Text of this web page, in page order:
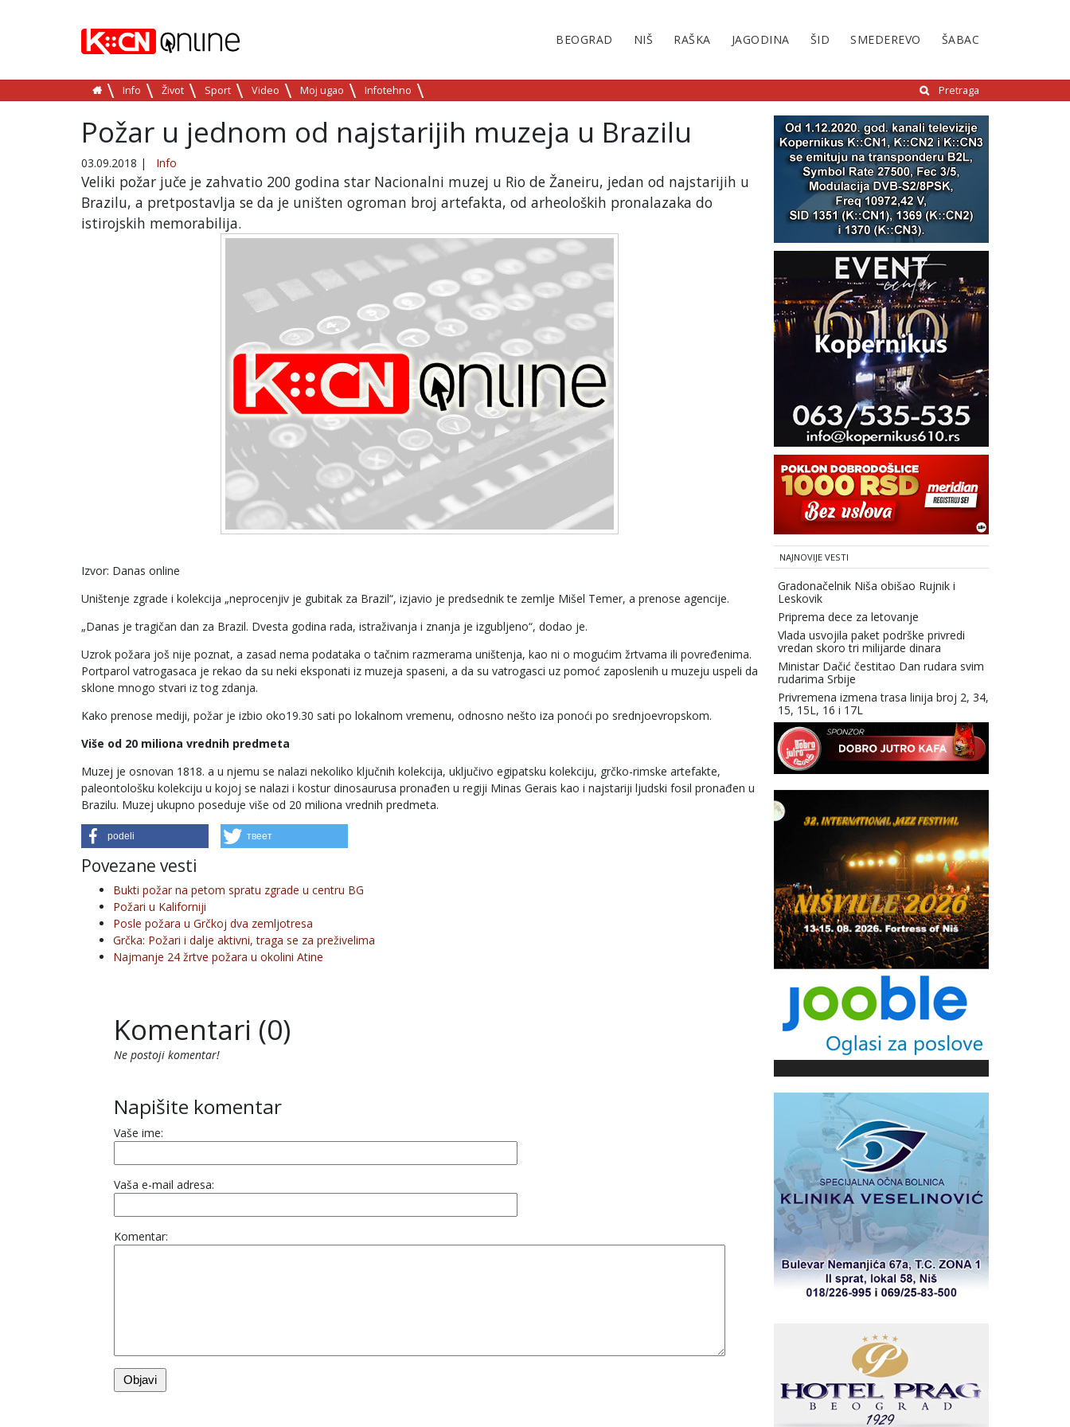
BEOGRAD NIŠ RAŠKA JAGODINA ŠID SMEDEREVO ŠABAC
Info Život Sport Video Moj ugao Infotehno Pretraga
Požar u jednom od najstarijih muzeja u Brazilu
03.09.2018 | Info
Veliki požar juče je zahvatio 200 godina star Nacionalni muzej u Rio de Žaneiru, jedan od najstarijih u
Brazilu, a pretpostavlja se da je uništen ogroman broj artefakta, od arheoloških pronalazaka do
istirojskih memorabilija.
Izvor: Danas online
Uništenje zgrade i kolekcija „neprocenjiv je gubitak za Brazil“, izjavio je predsednik te zemlje Mišel Temer, a prenose agencije.
„Danas je tragičan dan za Brazil. Dvesta godina rada, istraživanja i znanja je izgubljeno“, dodao je.
Uzrok požara još nije poznat, a zasad nema podataka o tačnim razmerama uništenja, kao ni o mogućim žrtvama ili povređenima.
Portparol vatrogasaca je rekao da su neki eksponati iz muzeja spaseni, a da su vatrogasci uz pomoć zaposlenih u muzeju uspeli da
sklone mnogo stvari iz tog zdanja.
Kako prenose mediji, požar je izbio oko19.30 sati po lokalnom vremenu, odnosno nešto iza ponoći po srednjoevropskom.
Više od 20 miliona vrednih predmeta
Muzej je osnovan 1818. a u njemu se nalazi nekoliko ključnih kolekcija, uključivo egipatsku kolekciju, grčko-rimske artefakte,
paleontološku kolekciju u kojoj se nalazi i kostur dinosaurusa pronađen u regiji Minas Gerais kao i najstariji ljudski fosil pronađen u
Brazilu. Muzej ukupno poseduje više od 20 miliona vrednih predmeta.
podeli твеет
Povezane vesti
Bukti požar na petom spratu zgrade u centru BG
Požari u Kaliforniji
Posle požara u Grčkoj dva zemljotresa
Grčka: Požari i dalje aktivni, traga se za preživelima
Najmanje 24 žrtve požara u okolini Atine
Komentari (0)
Ne postoji komentar!
Napišite komentar
Vaše ime:
Vaša e-mail adresa:
Komentar:
NAJNOVIJE VESTI
Gradonačelnik Niša obišao Rujnik i
Leskovik
Priprema dece za letovanje
Vlada usvojila paket podrške privredi
vredan skoro tri milijarde dinara
Ministar Dačić čestitao Dan rudara svim
rudarima Srbije
Privremena izmena trasa linija broj 2, 34,
15, 15L, 16 i 17L